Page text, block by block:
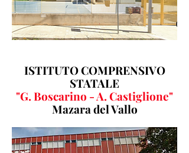
ISTITUTO COMPRENSIVO
STATALE
"G. Boscarino - A. Castiglione"
Mazara del Vallo